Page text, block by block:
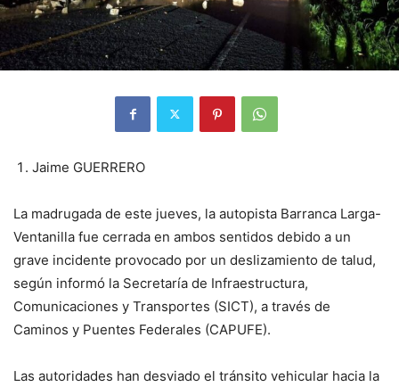
Jaime GUERRERO
La madrugada de este jueves, la autopista Barranca Larga-
Ventanilla fue cerrada en ambos sentidos debido a un
grave incidente provocado por un deslizamiento de talud,
según informó la Secretaría de Infraestructura,
Comunicaciones y Transportes (SICT), a través de
Caminos y Puentes Federales (CAPUFE).
Las autoridades han desviado el tránsito vehicular hacia la